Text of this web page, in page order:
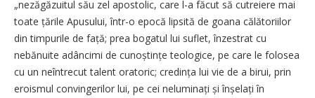
„nezăgăzuitul său zel apostolic, care l-a făcut să cutreiere mai
toate țările Apusului, într-o epocă lipsită de goana călătoriilor
din timpurile de față; prea bogatul lui suflet, înzestrat cu
nebănuite adâncimi de cunoștințe teologice, pe care le folosea
cu un neîntrecut talent oratoric; credința lui vie de a birui, prin
eroismul convingerilor lui, pe cei neluminați și înșelați în